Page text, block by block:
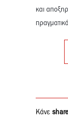
και
Κάνε